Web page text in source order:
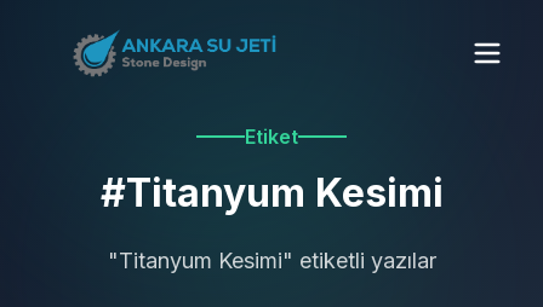
Etiket
#Titanyum Kesimi
"Titanyum Kesimi" etiketli yazılar